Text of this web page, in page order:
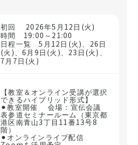
初回 2026年5月12日(火)
時間 19:00～21:00
日程一覧 5月12日(火)、26日
(火)、6月9日(火)、23日(火)、
7月7日(火)
【教室＆オンライン受講が選択
できるハイブリッド形式】
⚫︎教室開催 会場：宣伝会議
表参道セミナールーム（東京都
港区南青山3丁目11番13号8
階）
⚫︎オンラインライブ配信